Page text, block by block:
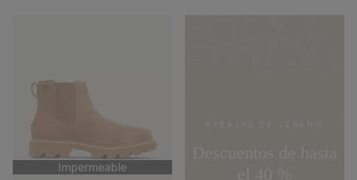
Impermeable